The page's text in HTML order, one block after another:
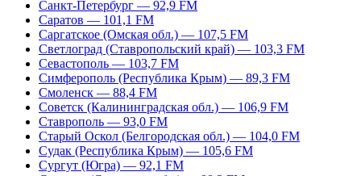
Санкт-Петербург — 92,9 FM
Саратов — 101,1 FM
Саргатское (Омская обл.) — 107,5 FM
Светлоград (Ставропольский край) — 103,3 FM
Севастополь — 103,7 FM
Симферополь (Республика Крым) — 89,3 FM
Смоленск — 88,4 FM
Советск (Калининградская обл.) — 106,9 FM
Ставрополь — 93,0 FM
Старый Оскол (Белгородская обл.) — 104,0 FM
Судак (Республика Крым) — 105,6 FM
Сургут (Югра) — 92,1 FM